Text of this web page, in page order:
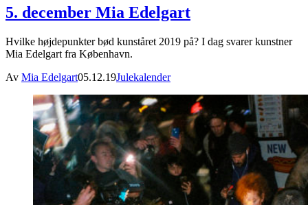
5. december Mia Edelgart
Hvilke højdepunkter bød kunståret 2019 på? I dag svarer kunstner
Mia Edelgart fra København.
Av Mia Edelgart05.12.19Julekalender